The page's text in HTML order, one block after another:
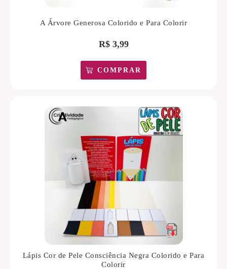
A Árvore Generosa Colorido e Para Colorir
R$3,99
COMPRAR
Lápis Cor de Pele Consciência Negra Colorido e Para
Colorir